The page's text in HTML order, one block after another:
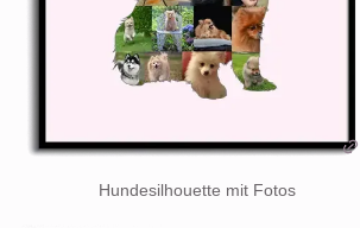
Hundesilhouette mit Fotos